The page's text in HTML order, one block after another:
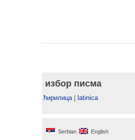
избор писма
ћирилица| latinica
Serbian English